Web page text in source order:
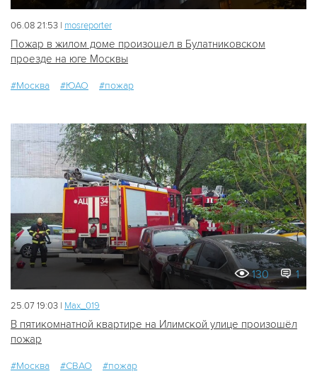
06.08 21:53 | mosreporter
Пожар в жилом доме произошел в Булатниковском
проезде на юге Москвы
#Москва #ЮАО #пожар
130 1
25.07 19:03 | Мах_019
В пятикомнатной квартире на Илимской улице произошёл
пожар
#Москва #СВАО #пожар